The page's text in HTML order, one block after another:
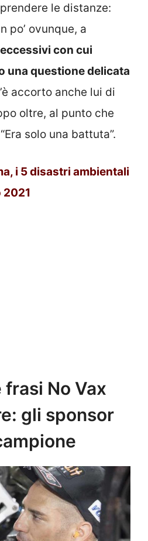
le distanze:
po’ ovunque, a
con cui
una questione delicata
accorto anche lui di
oltre, al punto che
solo una battuta”.
i 5 disastri ambientali
2021
No Vax
gli sponsor